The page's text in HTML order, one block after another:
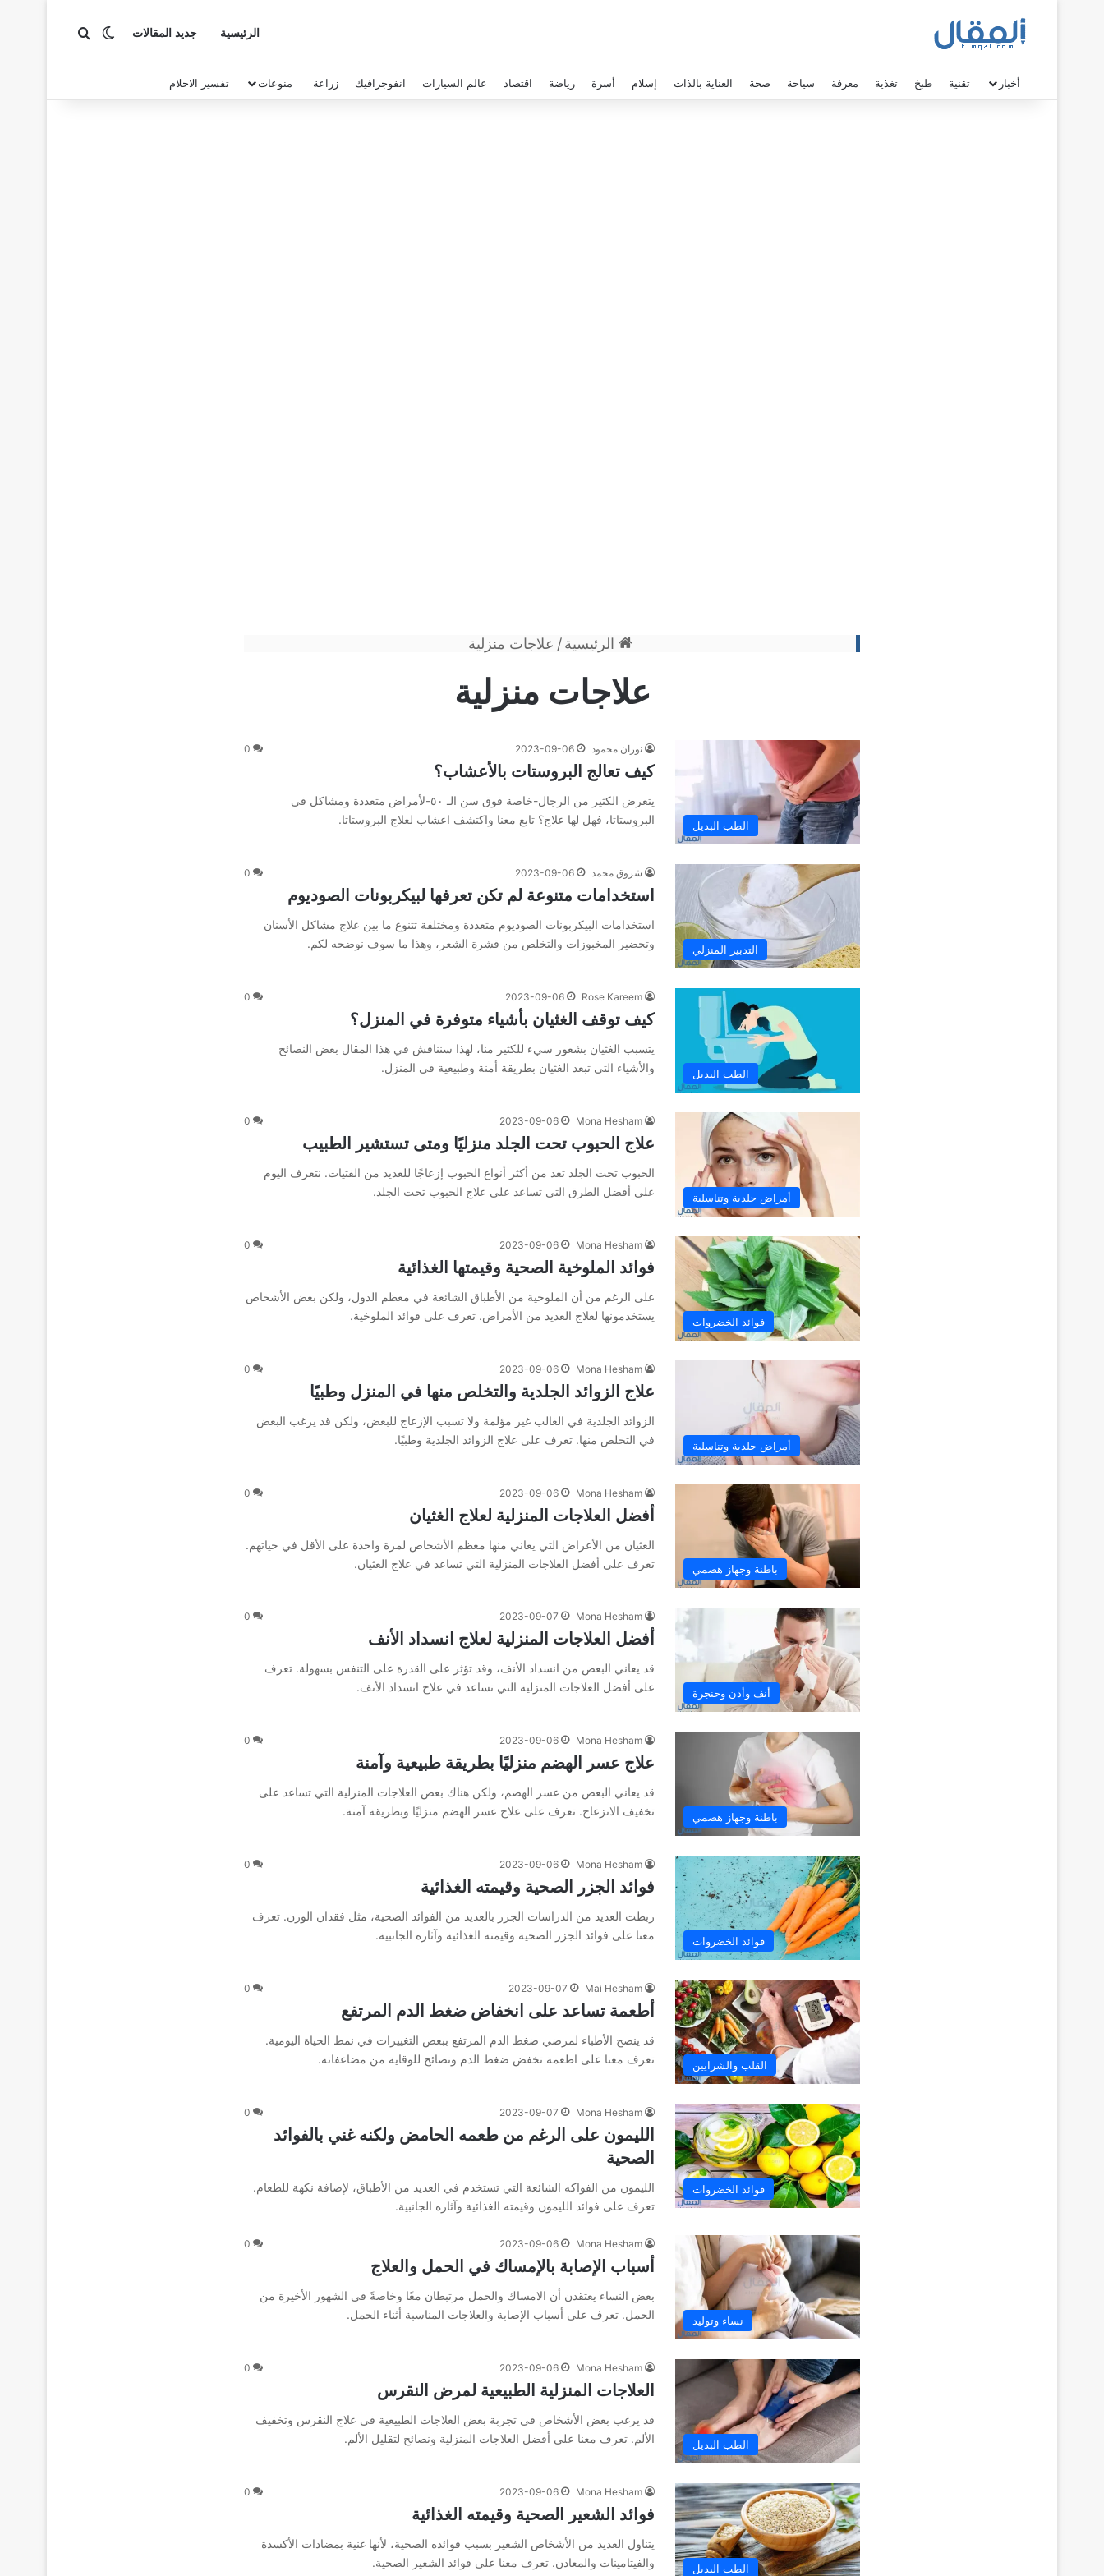
الرئيسية جديد المقالات الوضع المظلم
أخبار تقنية طبخ تغذية معرفة سياحة صحة العناية بالذات إسلام أسرة رياضة اقتصاد عالم السيارات انفوجرافيك زراعة منوعات تفسير الاحلام
الرئيسية / علاجات منزلية
علاجات منزلية
الطب البديل
نوران محمود 2023-09-06
0
كيف تعالج البروستات بالأعشاب؟
يتعرض الكثير من الرجال-خاصة فوق سن الـ ٥٠-لأمراض متعددة ومشاكل في
البروستاتا، فهل لها علاج؟ تابع معنا واكتشف اعشاب لعلاج البروستاتا.
التدبير المنزلي
شروق محمد 2023-09-06
0
استخدامات متنوعة لم تكن تعرفها لبيكربونات الصوديوم
استخدامات البيكربونات الصوديوم متعددة ومختلفة تتنوع ما بين علاج مشاكل الأسنان
وتحضير المخبوزات والتخلص من قشرة الشعر، وهذا ما سوف نوضحه لكم.
الطب البديل
Rose Kareem
2023-09-06
0
كيف توقف الغثيان بأشياء متوفرة في المنزل؟
يتسبب الغثيان بشعور سيء للكثير منا، لهذا سنناقش في هذا المقال بعض النصائح
والأشياء التي تبعد الغثيان بطريقة أمنة وطبيعية في المنزل.
أمراض جلدية وتناسلية
Mona Hesham
2023-09-06
0
علاج الحبوب تحت الجلد منزليًا ومتى تستشير الطبيب
الحبوب تحت الجلد تعد من أكثر أنواع الحبوب إزعاجًا للعديد من الفتيات. نتعرف اليوم
على أفضل الطرق التي تساعد على علاج الحبوب تحت الجلد.
فوائد الخضروات
Mona Hesham
2023-09-06
0
فوائد الملوخية الصحية وقيمتها الغذائية
على الرغم من أن الملوخية من الأطباق الشائعة في معظم الدول، ولكن بعض الأشخاص
يستخدمونها لعلاج العديد من الأمراض. تعرف على فوائد الملوخية.
أمراض جلدية وتناسلية
Mona Hesham
2023-09-06
0
علاج الزوائد الجلدية والتخلص منها في المنزل وطبيًا
الزوائد الجلدية في الغالب غير مؤلمة ولا تسبب الإزعاج للبعض، ولكن قد يرغب البعض
في التخلص منها. تعرف على علاج الزوائد الجلدية وطبيًا.
باطنة وجهاز هضمي
Mona Hesham
2023-09-06
0
أفضل العلاجات المنزلية لعلاج الغثيان
الغثيان من الأعراض التي يعاني منها معظم الأشخاص لمرة واحدة على الأقل في حياتهم.
تعرف على أفضل العلاجات المنزلية التي تساعد في علاج الغثيان.
أنف وأذن وحنجرة
Mona Hesham
2023-09-07
0
أفضل العلاجات المنزلية لعلاج انسداد الأنف
قد يعاني البعض من انسداد الأنف، وقد تؤثر على القدرة على التنفس بسهولة. تعرف
على أفضل العلاجات المنزلية التي تساعد في علاج انسداد الأنف.
باطنة وجهاز هضمي
Mona Hesham
2023-09-06
0
علاج عسر الهضم منزليًا بطريقة طبيعية وآمنة
قد يعاني البعض من عسر الهضم، ولكن هناك بعض العلاجات المنزلية التي تساعد على
تخفيف الانزعاج. تعرف على علاج عسر الهضم منزليًا وبطريقة آمنة.
فوائد الخضروات
Mona Hesham
2023-09-06
0
فوائد الجزر الصحية وقيمته الغذائية
ربطت العديد من الدراسات الجزر بالعديد من الفوائد الصحية، مثل فقدان الوزن. تعرف
معنا على فوائد الجزر الصحية وقيمته الغذائية وآثاره الجانبية.
القلب والشرايين
Mai Hesham
2023-09-07
0
أطعمة تساعد على انخفاض ضغط الدم المرتفع
قد ينصح الأطباء لمرضي ضغط الدم المرتفع ببعض التغييرات في نمط الحياة اليومية.
تعرف معنا على اطعمة تخفض ضغط الدم ونصائح للوقاية من مضاعفاته.
فوائد الخضروات
Mona Hesham
2023-09-07
0
الليمون على الرغم من طعمه الحامض ولكنه غني بالفوائد
الصحية
الليمون من الفواكه الشائعة التي تستخدم في العديد من الأطباق، لإضافة نكهة للطعام.
تعرف على فوائد الليمون وقيمته الغذائية وآثاره الجانبية.
نساء وتوليد
Mona Hesham
2023-09-06
0
أسباب الإصابة بالإمساك في الحمل والعلاج
بعض النساء يعتقدن أن الامساك والحمل مرتبطان معًا وخاصةً في الشهور الأخيرة من
الحمل. تعرف على أسباب الإصابة والعلاجات المناسبة أثناء الحمل.
الطب البديل
Mona Hesham
2023-09-06
0
العلاجات المنزلية الطبيعية لمرض النقرس
قد يرغب بعض الأشخاص في تجربة بعض العلاجات الطبيعية في علاج النقرس وتخفيف
الألم. تعرف معنا على أفضل العلاجات المنزلية ونصائح لتقليل الألم.
الطب البديل
Mona Hesham
2023-09-06
0
فوائد الشعير الصحية وقيمته الغذائية
يتناول العديد من الأشخاص الشعير بسبب فوائده الصحية، لأنها غنية بمضادات الأكسدة
والفيتامينات والمعادن. تعرف معنا على فوائد الشعير الصحية.